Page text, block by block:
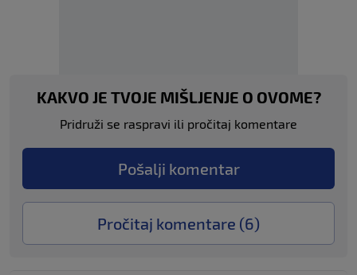
KAKVO JE TVOJE MIŠLJENJE O OVOME?
Pridruži se raspravi ili pročitaj komentare
Pošalji komentar
Pročitaj komentare (6)